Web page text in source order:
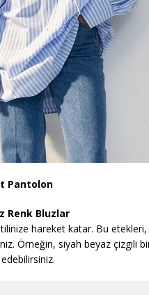
Pantolon
Renk Bluzlar
hareket katar. Bu
Örneğin, siyah beyaz